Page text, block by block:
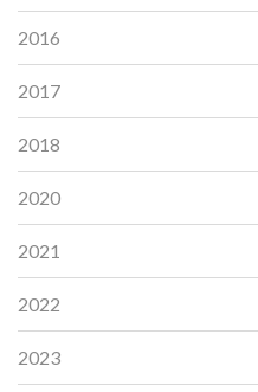
2016
2017
2018
2020
2021
2022
2023